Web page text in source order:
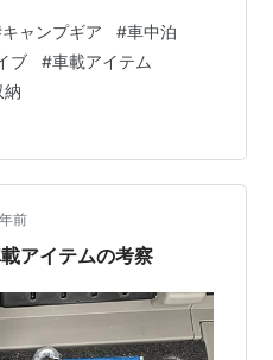
インナーメッシュラック
ップしています。これに
ドクルーザープラドの収
リアラック＆インナ
紹介していますので、ぜひ
キャンプギア #車中泊
ブ #車載アイテム
納
前
アイテムの考察